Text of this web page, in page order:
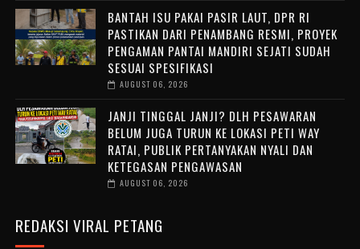
BANTAH ISU PAKAI PASIR LAUT, DPR RI
PASTIKAN DARI PENAMBANG RESMI, PROYEK
PENGAMAN PANTAI MANDIRI SEJATI SUDAH
SESUAI SPESIFIKASI
AUGUST 06, 2026
JANJI TINGGAL JANJI? DLH PESAWARAN
BELUM JUGA TURUN KE LOKASI PETI WAY
RATAI, PUBLIK PERTANYAKAN NYALI DAN
KETEGASAN PENGAWASAN
AUGUST 06, 2026
REDAKSI VIRAL PETANG